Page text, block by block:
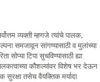
व्यक्ती म्हणजे त्यांचे पालक,
समजावून सांगण्यासाठी व मुलांच्या
सोप्या टिपा सुचविण्यासाठी ह्या
कौशल्यांवर विशेष भर देऊन
तसेच वैयक्तिक मर्यादा